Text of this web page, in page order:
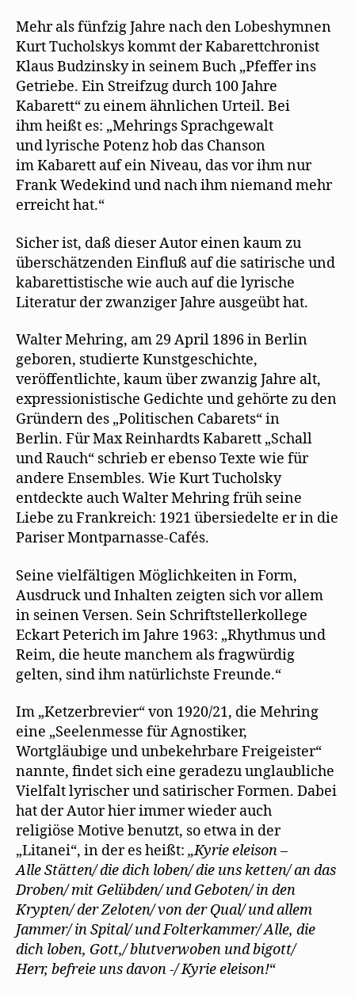
Mehr als fünfzig Jahre nach den Lobeshymnen
Kurt Tucholskys kommt der Kabarettchronist
Klaus Budzinsky in seinem Buch „Pfeffer ins
Getriebe. Ein Streifzug durch 100 Jahre
Kabarett“ zu einem ähnlichen Urteil. Bei
ihm heißt es: „Mehrings Sprachgewalt
und lyrische Potenz hob das Chanson
im Kabarett auf ein Niveau, das vor ihm nur
Frank Wedekind und nach ihm niemand mehr
erreicht hat.“
Sicher ist, daß dieser Autor einen kaum zu
überschätzenden Einfluß auf die satirische und
kabarettistische wie auch auf die lyrische
Literatur der zwanziger Jahre ausgeübt hat.
Walter Mehring, am 29 April 1896 in Berlin
geboren, studierte Kunstgeschichte,
veröffentlichte, kaum über zwanzig Jahre alt,
expressionistische Gedichte und gehörte zu den
Gründern des „Politischen Cabarets“ in
Berlin. Für Max Reinhardts Kabarett „Schall
und Rauch“ schrieb er ebenso Texte wie für
andere Ensembles. Wie Kurt Tucholsky
entdeckte auch Walter Mehring früh seine
Liebe zu Frankreich: 1921 übersiedelte er in die
Pariser Montparnasse-Cafés.
Seine vielfältigen Möglichkeiten in Form,
Ausdruck und Inhalten zeigten sich vor allem
in seinen Versen. Sein Schriftstellerkollege
Eckart Peterich im Jahre 1963: „Rhythmus und
Reim, die heute manchem als fragwürdig
gelten, sind ihm natürlichste Freunde.“
Im „Ketzerbrevier“ von 1920/21, die Mehring
eine „Seelenmesse für Agnostiker,
Wortgläubige und unbekehrbare Freigeister“
nannte, findet sich eine geradezu unglaubliche
Vielfalt lyrischer und satirischer Formen. Dabei
hat der Autor hier immer wieder auch
religiöse Motive benutzt, so etwa in der
„Litanei“, in der es heißt: „Kyrie eleison –
Alle Stätten/ die dich loben/ die uns ketten/ an das
Droben/ mit Gelübden/ und Geboten/ in den
Krypten/ der Zeloten/ von der Qual/ und allem
Jammer/ in Spital/ und Folterkammer/ Alle, die
dich loben, Gott,/ blutverwoben und bigott/
Herr, befreie uns davon -/ Kyrie eleison!“